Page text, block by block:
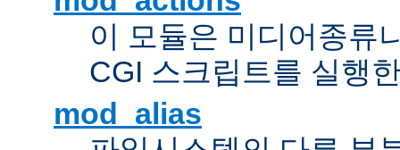
이 모듈은 미디어종류
CGI 스크립트를 실행
mod_alias